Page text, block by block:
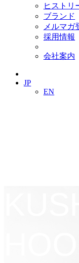
ヒストリ
ブランド
メルマガ
採用情報
会社案内
JP
EN